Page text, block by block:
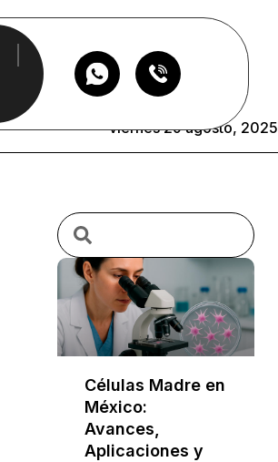
viernes 29 agosto, 2025
Células Madre en
México:
Avances,
Aplicaciones y